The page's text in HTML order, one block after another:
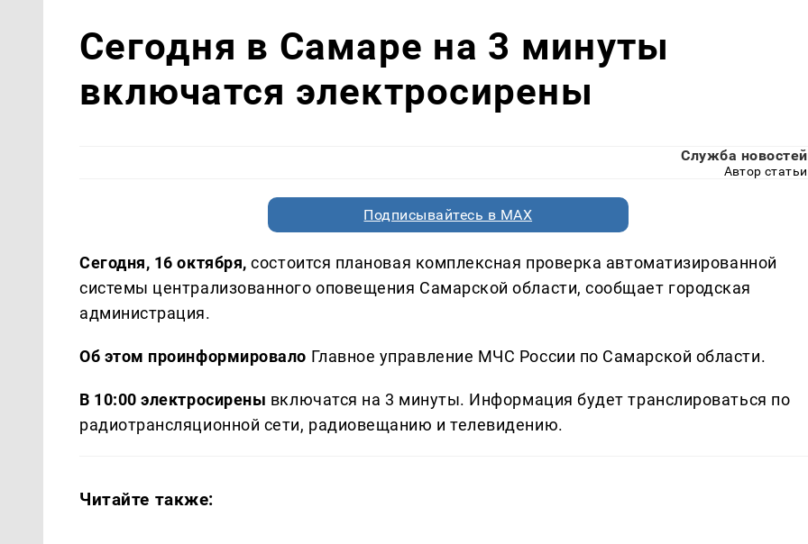
Сегодня в Самаре на 3 минуты
включатся электросирены
Служба новостей
Автор статьи
Подписывайтесь в MAX
Сегодня, 16 октября, состоится плановая комплексная проверка автоматизированной
системы централизованного оповещения Самарской области, сообщает городская
администрация.
Об этом проинформировало Главное управление МЧС России по Самарской области.
В 10:00 электросирены включатся на 3 минуты. Информация будет транслироваться по
радиотрансляционной сети, радиовещанию и телевидению.
Читайте также: